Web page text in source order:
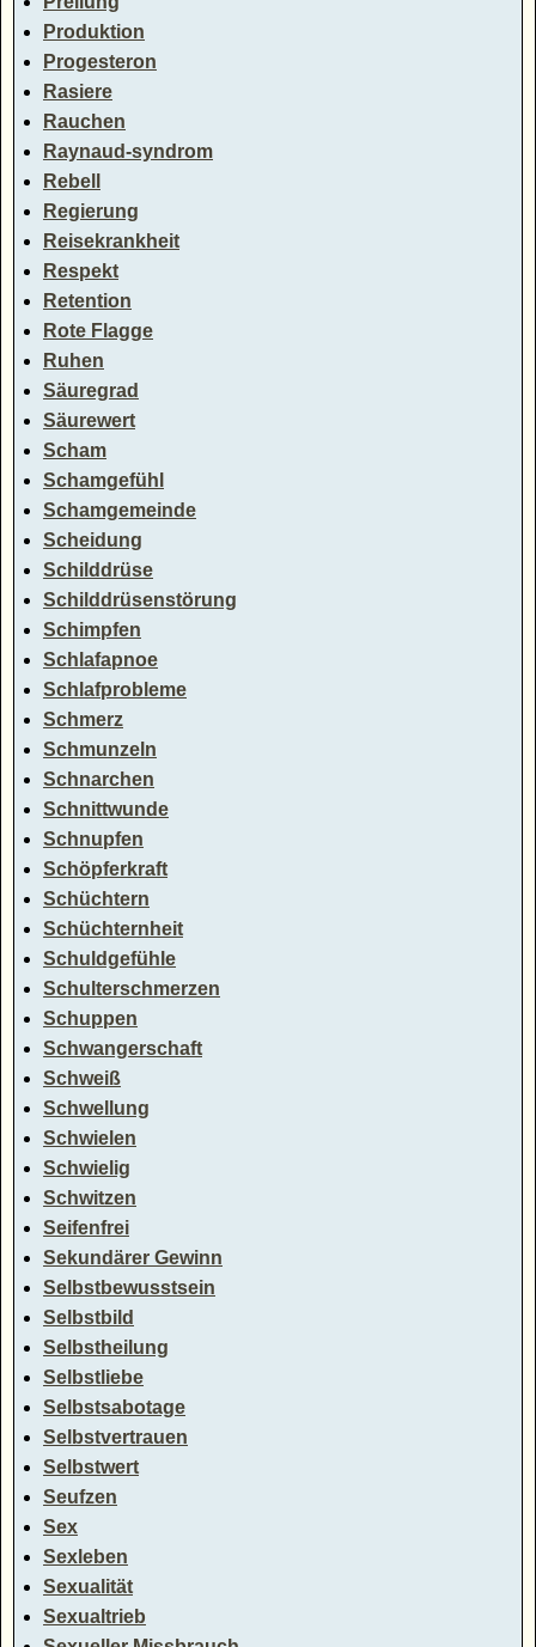
Produktion
Progesteron
Rasiere
Rauchen
Raynaud-syndrom
Rebell
Regierung
Reisekrankheit
Respekt
Retention
Rote Flagge
Ruhen
Säuregrad
Säurewert
Scham
Schamgefühl
Schamgemeinde
Scheidung
Schilddrüse
Schilddrüsenstörung
Schimpfen
Schlafapnoe
Schlafprobleme
Schmerz
Schmunzeln
Schnarchen
Schnittwunde
Schnupfen
Schöpferkraft
Schüchtern
Schüchternheit
Schuldgefühle
Schulterschmerzen
Schuppen
Schwangerschaft
Schweiß
Schwellung
Schwielen
Schwielig
Schwitzen
Seifenfrei
Sekundärer Gewinn
Selbstbewusstsein
Selbstbild
Selbstheilung
Selbstliebe
Selbstsabotage
Selbstvertrauen
Selbstwert
Seufzen
Sex
Sexleben
Sexualität
Sexualtrieb